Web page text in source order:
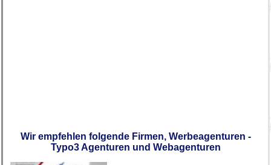
Wir empfehlen folgende Firmen, Werbeagenturen -
Typo3 Agenturen und Webagenturen